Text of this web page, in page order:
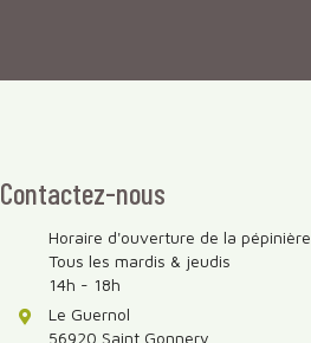
Contactez-nous
Horaire d'ouverture de la pépinière
Tous les mardis & jeudis
14h - 18h
Le Guernol
56920 Saint Gonnery